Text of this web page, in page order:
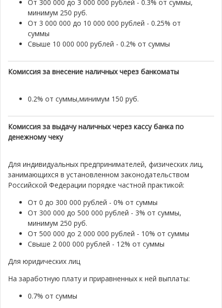
От 300 000 до 3 000 000 рублей - 0.3% от суммы,
минимум 250 руб.
От 3 000 000 до 10 000 000 рублей - 0.25% от
суммы
Свыше 10 000 000 рублей - 0.2% от суммы
Комиссия за внесение наличных через банкоматы
0.2% от суммы,минимум 150 руб.
Комиссия за выдачу наличных через кассу банка по
денежному чеку
Для индивидуальных предпринимателей, физических лиц,
занимающихся в установленном законодательством
Российской Федерации порядке частной практикой:
От 0 до 300 000 рублей - 0% от суммы
От 300 000 до 500 000 рублей - 3% от суммы,
минимум 250 руб.
От 500 000 до 2 000 000 рублей - 10% от суммы
Свыше 2 000 000 рублей - 12% от суммы
Для юридических лиц
На заработную плату и приравненных к ней выплаты:
0.7% от суммы